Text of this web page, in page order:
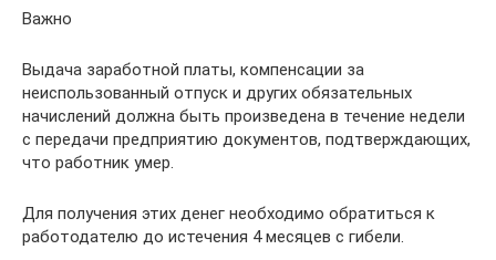
Важно
Выдача заработной платы, компенсации за
неиспользованный отпуск и других обязательных
начислений должна быть произведена в течение недели
с передачи предприятию документов, подтверждающих,
что работник умер.
Для получения этих денег необходимо обратиться к
работодателю до истечения 4 месяцев с гибели.